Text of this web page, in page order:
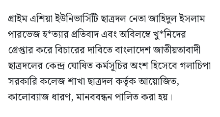
প্রাইম এশিয়া ইউনিভার্সিটি ছাত্রদল নেতা জাহিদুল ইসলাম
পারভেজ হ*ত্যার প্রতিবাদ এবং অবিলম্বে খু*নিদের
গ্রেপ্তার করে বিচারের দাবিতে বাংলাদেশ জাতীয়তাবাদী
ছাত্রদলের কেন্দ্র ঘোষিত কর্মসূচির অংশ হিসেবে গলাচিপা
সরকারি কলেজ শাখা ছাত্রদল কর্তৃক আয়োজিত,
কালোব্যাজ ধারণ, মানববন্ধন পালিত করা হয়।